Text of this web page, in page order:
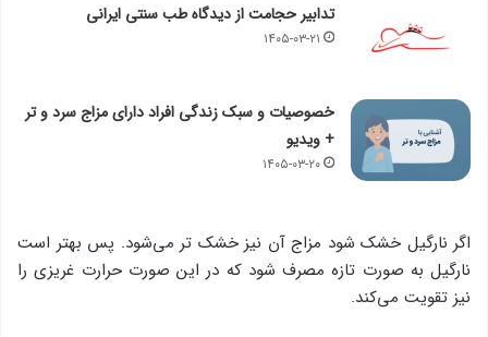
تدابیر حجامت از دیدگاه طب سنتی ایرانی
۱۴۰۵-۰۳-۲۱
خصوصیات و سبک زندگی افراد دارای مزاج سرد و تر
+ ویدیو
۱۴۰۵-۰۳-۲۰
اگر نارگیل خشک شود مزاج آن نیز خشک تر می‌شود. پس بهتر است
نارگیل به صورت تازه مصرف شود که در این صورت حرارت غریزی را
نیز تقویت می‌کند.